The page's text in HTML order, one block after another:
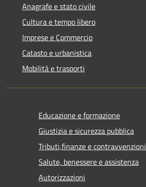
Anagrafe e stato civile
Cultura e tempo libero
Imprese e Commercio
Catasto e urbanistica
Mobilità e trasporti
Educazione e formazione
Giustizia e sicurezza pubblica
Tributi,finanze e contravvenzioni
Salute, benessere e assistenza
Autorizzazioni